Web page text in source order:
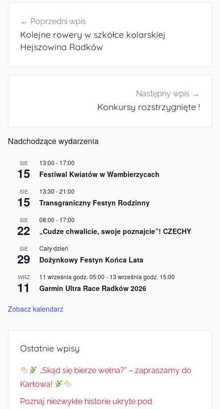
wpisuPoprzedni wpis
Kolejne rowery w szkółce kolarskiej
Hejszowina Radków
Następny wpis
Konkursy rozstrzygnięte !
Nadchodzące wydarzenia
SIE
15
13:00 - 17:00
Festiwal Kwiatów w Wambierzycach
SIE
15
13:30 -21:00
Transgraniczny Festyn Rodzinny
SIE
22
08:00 - 17:00
„Cudze chwalicie, swoje poznajcie”! CZECHY
SIE
29
Cały dzień
Dożynkowy Festyn Końca Lata
WRZ
11
11 września godz. 05:00 - 13 września godz. 15:00
Garmin Ultra Race Radków 2026
Zobacz kalendarz
Ostatnie wpisy
„Skąd się bierze wełna?” – zapraszamy do
Karłowa!
Poznaj niezwykłe historie ukryte pod